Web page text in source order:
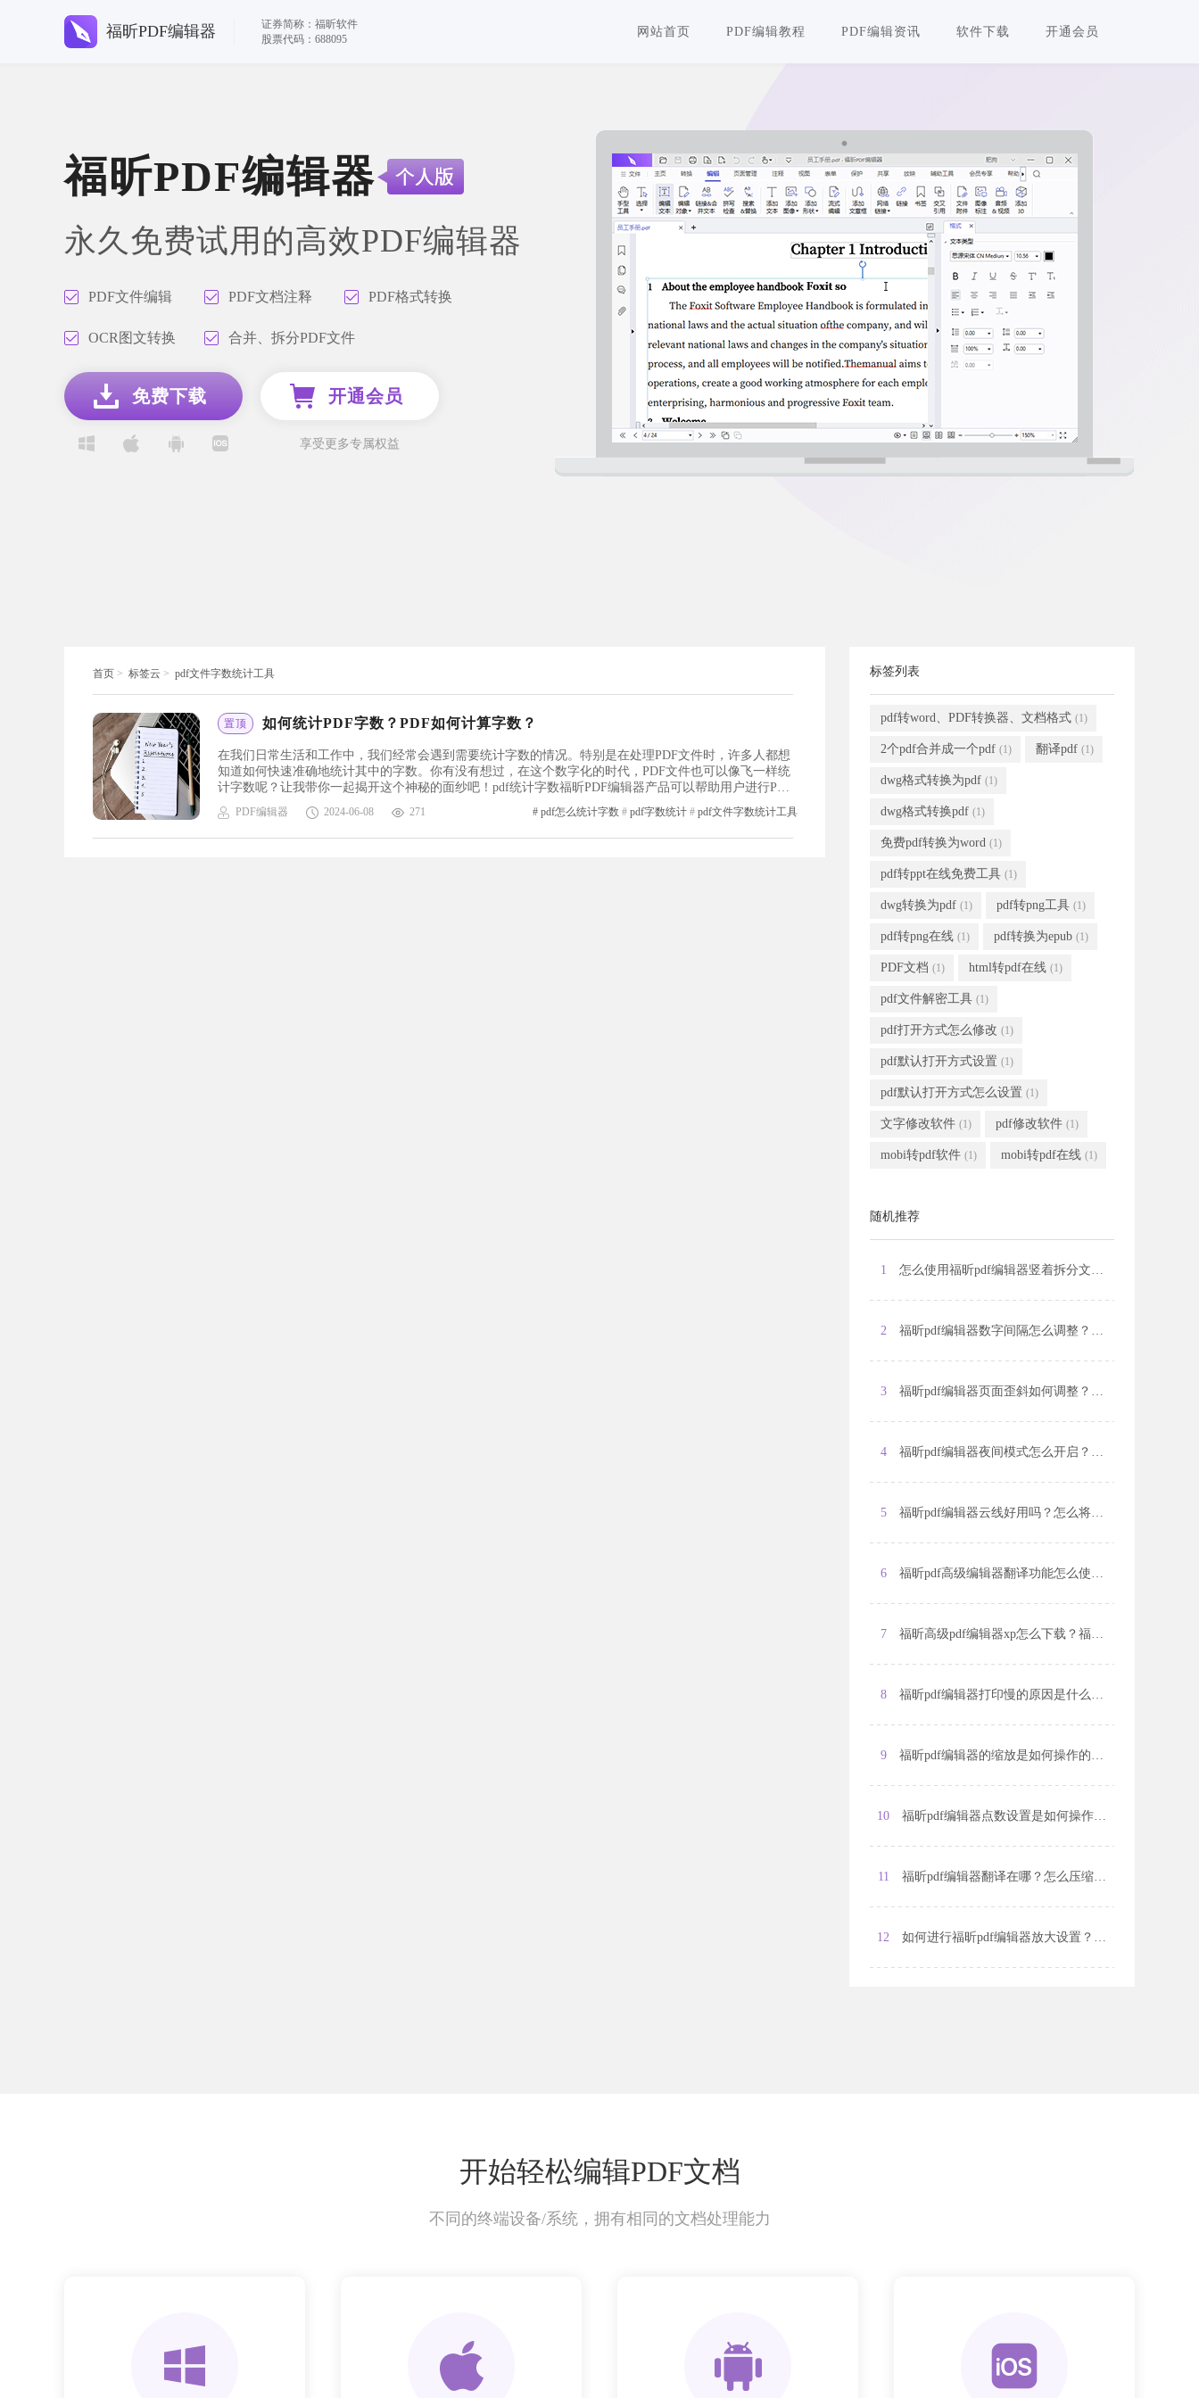
福昕PDF编辑器
证券简称：福昕软件
股票代码：688095
网站首页 PDF编辑教程 PDF编辑资讯 软件下载 开通会员
福昕PDF编辑器
永久免费试用的高效PDF编辑器
PDF文件编辑 PDF文档注释 PDF格式转换
OCR图文转换 合并、拆分PDF文件
免费下载 开通会员
享受更多专属权益
首页 > 标签云 > pdf文件字数统计工具
置顶 如何统计PDF字数？PDF如何计算字数？
在我们日常生活和工作中，我们经常会遇到需要统计字数的情况。特别是在处理PDF文件时，许多人都想
知道如何快速准确地统计其中的字数。你有没有想过，在这个数字化的时代，PDF文件也可以像飞一样统
计字数呢？让我带你一起揭开这个神秘的面纱吧！pdf统计字数福昕PDF编辑器产品可以帮助用户进行PDF
文件的编辑和管理。在使用这个工具时，用户可以通过选择“工具”菜单下的“字数统计”功能来统计PDF文
件中的字数。这个功能可以方便用户了解PDF文件中...
PDF编辑器 2024-06-08 271 # pdf怎么统计字数 # pdf字数统计 # pdf文件字数统计工具
标签列表
pdf转word、PDF转换器、文档格式 (1)
2个pdf合并成一个pdf (1) 翻译pdf (1)
dwg格式转换为pdf (1)
dwg格式转换pdf (1)
免费pdf转换为word (1)
pdf转ppt在线免费工具 (1)
dwg转换为pdf (1) pdf转png工具 (1)
pdf转png在线 (1) pdf转换为epub (1)
PDF文档 (1) html转pdf在线 (1)
pdf文件解密工具 (1)
pdf打开方式怎么修改 (1)
pdf默认打开方式设置 (1)
pdf默认打开方式怎么设置 (1)
文字修改软件 (1) pdf修改软件 (1)
mobi转pdf软件 (1) mobi转pdf在线 (1)
随机推荐
1 怎么使用福昕pdf编辑器竖着拆分文件？如何将pdf转换成图片格式？
2 福昕pdf编辑器数字间隔怎么调整？如何对pdf文件的签名进行修改？
3 福昕pdf编辑器页面歪斜如何调整？怎么更改PDF文字的颜色?
4 福昕pdf编辑器夜间模式怎么开启？caj转换为pdf格式的方法是什么？
5 福昕pdf编辑器云线好用吗？怎么将pdf文件压缩到指定大小？
6 福昕pdf高级编辑器翻译功能怎么使用？怎么调整pdf文件页面顺序？
7 福昕高级pdf编辑器xp怎么下载？福昕编辑器个人版怎么编辑？
8 福昕pdf编辑器打印慢的原因是什么？怎么优化打印？
9 福昕pdf编辑器的缩放是如何操作的？福昕pdf编辑器的页码是如何添加的？
10 福昕pdf编辑器点数设置是如何操作的？福昕pdf编辑器怎么修改数字？
11 福昕pdf编辑器翻译在哪？怎么压缩pdf文件的大小？
12 如何进行福昕pdf编辑器放大设置？如何使用福昕pdf编辑器放大文字？
开始轻松编辑PDF文档
不同的终端设备/系统，拥有相同的文档处理能力